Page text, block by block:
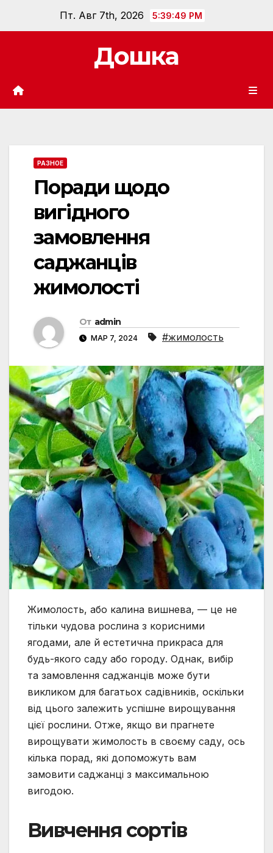
Пт. Авг 7th, 2026 5:39:50 PM
Дошка
РАЗНОЕ
Поради щодо
вигідного
замовлення
саджанців
жимолості
От admin
МАР 7, 2024 #жимолость
Жимолость, або калина вишнева, — це не
тільки чудова рослина з корисними
ягодами, але й естетична прикраса для
будь-якого саду або городу. Однак, вибір
та замовлення саджанців може бути
викликом для багатьох садівників, оскільки
від цього залежить успішне вирощування
цієї рослини. Отже, якщо ви прагнете
вирощувати жимолость в своєму саду, ось
кілька порад, які допоможуть вам
замовити саджанці з максимальною
вигодою.
Вивчення сортів